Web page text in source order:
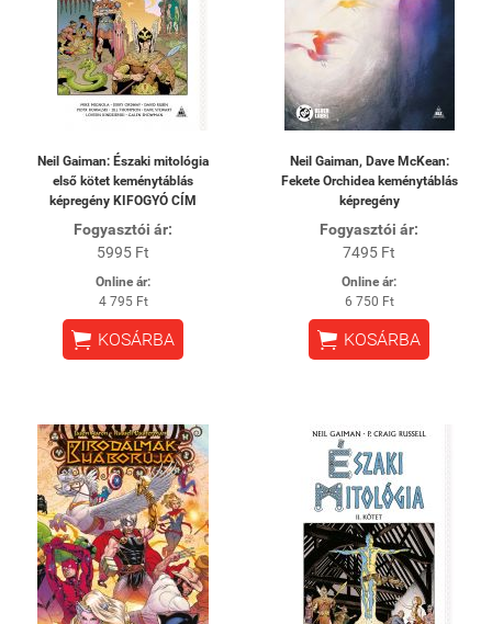
Neil Gaiman: Északi mitológia
első kötet keménytáblás
képregény KIFOGYÓ CÍM
Fogyasztói ár:
5995 Ft
Online ár:
4 795 Ft
 KOSÁRBA
Neil Gaiman, Dave McKean:
Fekete Orchidea keménytáblás
képregény
Fogyasztói ár:
7495 Ft
Online ár:
6 750 Ft
 KOSÁRBA